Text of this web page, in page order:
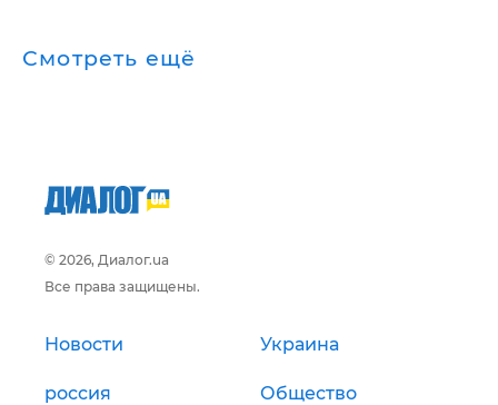
Смотреть ещё
© 2026, Диалог.ua
Все права защищены.
Новости Украина
россия Общество